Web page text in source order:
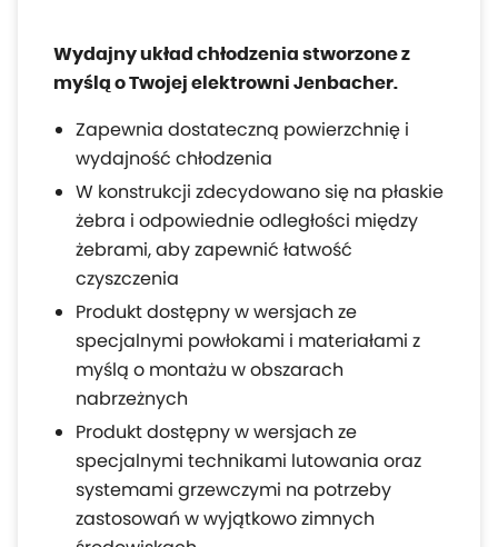
Wydajny układ chłodzenia stworzone z
myślą o Twojej elektrowni Jenbacher.
Zapewnia dostateczną powierzchnię i
wydajność chłodzenia
W konstrukcji zdecydowano się na płaskie
żebra i odpowiednie odległości między
żebrami, aby zapewnić łatwość
czyszczenia
Produkt dostępny w wersjach ze
specjalnymi powłokami i materiałami z
myślą o montażu w obszarach
nabrzeżnych
Produkt dostępny w wersjach ze
specjalnymi technikami lutowania oraz
systemami grzewczymi na potrzeby
zastosowań w wyjątkowo zimnych